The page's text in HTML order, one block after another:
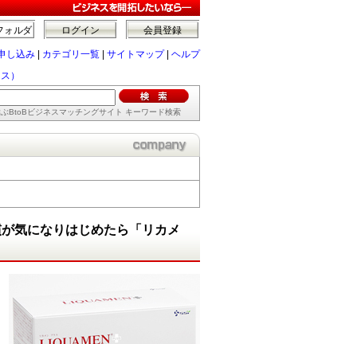
会員登録
ログイン
ォルダ
し込み カテゴリ一覧 サイトマップ| ヘルプ
）
BtoBビジネスマッチングサイト キーワード検索
気になりはじめたら「リカメ